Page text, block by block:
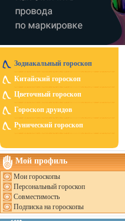
Зодиакальный гороскоп
Китайский гороскоп
Цветочный гороскоп
Гороскоп друидов
Рунический гороскоп
Мой профиль
Мои гороскопы
Персональный гороскоп
Совместимость
Подписка на гороскопы